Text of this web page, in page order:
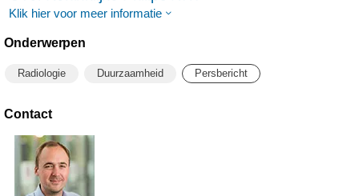
Klik hier voor meer informatie
Onderwerpen
Radiologie Duurzaamheid Persbericht
Contact